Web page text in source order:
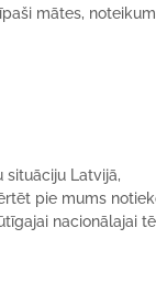
mātes,
situāciju Latvijā,
pie mums
nacionālajai